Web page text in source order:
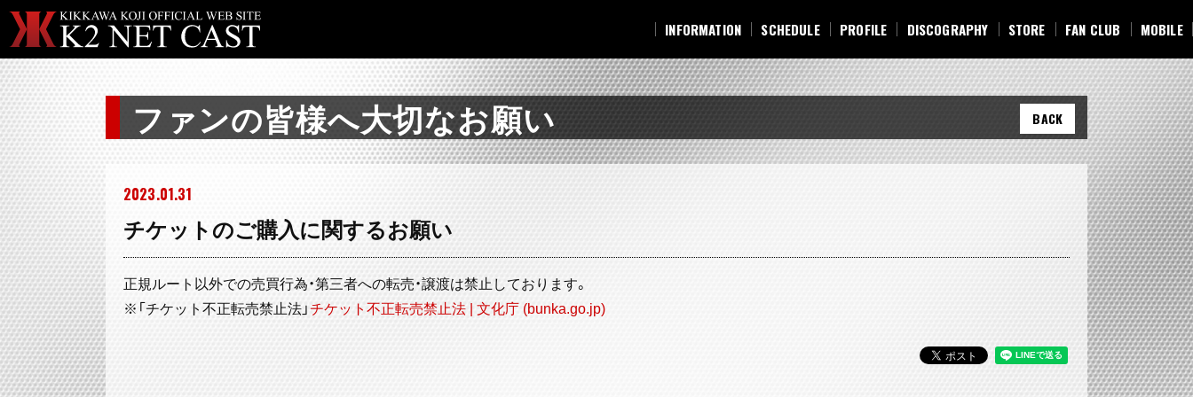
INFORMATION
INFORMATION
SCHEDULE
SCHEDULE
PROFILE
PROFILE
DISCOGRAPHY
DISCOGRAPHY
STORE
STORE
FAN CLUB
FAN CLUB
MOBILE
MOBILE
ファンの皆様へ大切なお願い BACK
2023 01 31
チケットのご購入に関するお願い
正規ルート以外での売買行為・第三者への転売・譲渡は禁止しております。
※「チケット不正転売禁止法」チケット不正転売禁止法 | 文化庁 (bunka.go.jp)